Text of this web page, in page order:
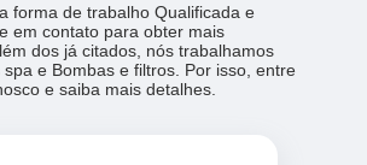
forma de trabalho Qualificada e
em contato para obter mais
dos já citados, nós trabalhamos
e Bombas e filtros. Por isso, entre
e saiba mais detalhes.